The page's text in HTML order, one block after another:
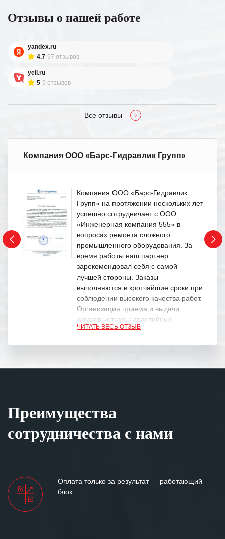
Отзывы о нашей работе
yandex.ru
4.7 97 отзывов
yell.ru
5 9 отзывов
Все отзывы
Компания ООО «Барс-Гидравлик Групп»
Компания ООО «Барс-Гидравлик
Групп» на протяжении нескольких лет
успешно сотрудничает с ООО
«Инженерная компания 555» в
вопросах ремонта сложного
промышленного оборудования. За
время работы наш партнер
зарекомендовал себя с самой
лучшей стороны. Заказы
выполняются в кротчайшие сроки при
соблюдении высокого качества работ.
Организация приема и выдачи
заказов четкая. Гарантийные
обязательства выполняются в
Особенно хочется отметить высокую
клиентоориентированность
персонала Вашей компании,
между нашими компаниями открытые
ЧИТАТЬ ВЕСЬ ОТЗЫВ
Преимущества
сотрудничества с нами
Оплата только за результат — работающий
блок